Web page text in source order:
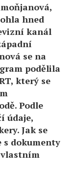
hned
kanál
se na
podělila
který se
Podle
údaje,
Jak se
s dokumenty